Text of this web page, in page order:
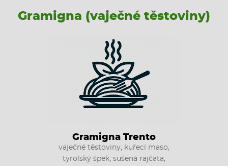
Gramigna (vaječné těstoviny)
Gramigna Trento
vaječné těstoviny, kuřecí maso,
tyrolský špek, sušená rajčata,